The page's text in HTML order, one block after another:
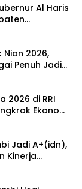
Al Haris
Nian 2026,
Penuh Jadi
2026 di RRI
Ekonomi
Jadi A+(idn),
Kinerja